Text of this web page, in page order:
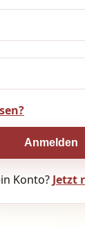
Anmelden
Konto? Jetzt